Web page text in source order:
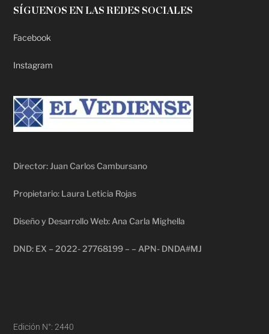
SÍGUENOS EN LAS REDES SOCIALES
Facebook
Instagram
Director: Juan Carlos Cambursano
Propietario: Laura Leticia Rojas
Diseño y Desarrollo Web: Ana Carla Mighella
DND: EX – 2022- 27768199 – – APN- DNDA#MJ
Edición N°: 2440